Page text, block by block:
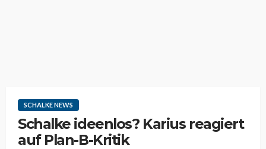
SCHALKE NEWS
Schalke ideenlos? Karius reagiert
auf Plan-B-Kritik